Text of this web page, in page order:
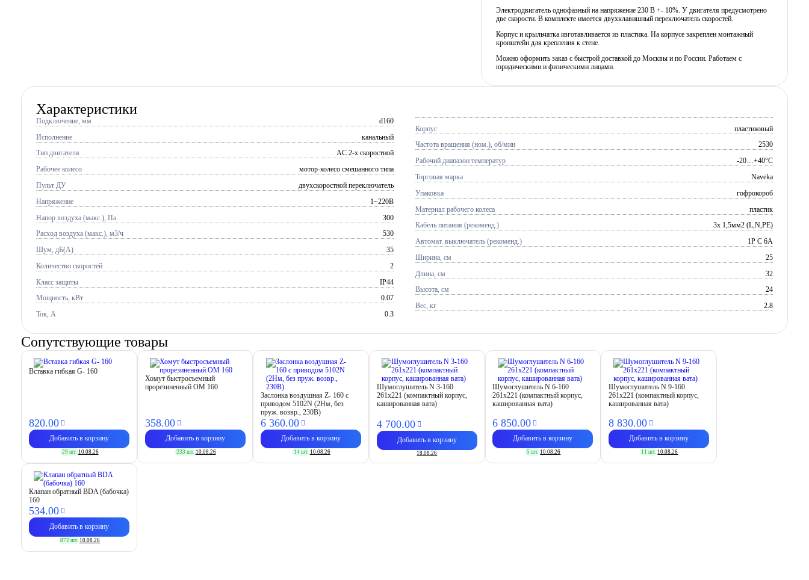
Электродвигатель однофазный на напряжение 230 В +- 10%. У двигателя предусмотрено
две скорости. В комплекте имеется двухклавишный переключатель скоростей.
Корпус и крыльчатка изготавливается из пластика. На корпусе закреплен монтажный
кронштейн для крепления к стене.
Можно оформить заказ с быстрой доставкой до Москвы и по России. Работаем с
юридическими и физическими лицами.
Характеристики
Подключение, мм d160
Исполнение канальный
Тип двигателя AC 2-х скоростной
Рабочее колесо мотор-колесо смешанного типа
Пульт ДУ двухскоростной переключатель
Напряжение 1~220В
Напор воздуха (макс.), Па 300
Расход воздуха (макс.), м3/ч 530
Шум, дБ(А) 35
Количество скоростей 2
Класс защиты IP44
Мощность, кВт 0.07
Ток, A 0.3
Корпус пластиковый
Частота вращения (ном.), об/мин 2530
Рабочий диапазон температур -20…+40°C
Торговая марка Naveka
Упаковка гофрокороб
Материал рабочего колеса пластик
Кабель питания (рекоменд.) 3х 1,5мм2 (L,N,PE)
Автомат. выключатель (рекоменд.) 1P C 6A
Ширина, см 25
Длина, см 32
Высота, см 24
Вес, кг 2.8
Сопутствующие товары
Вставка гибкая G- 160
820.00
Добавить в корзину
29 шт. 10.08.26
Хомут быстросъемный
прорезиненный OM 160
358.00
Добавить в корзину
233 шт. 10.08.26
Заслонка воздушная Z- 160 с
приводом 5102N (2Нм, без
пруж. возвр., 230В)
6 360.00
Добавить в корзину
14 шт. 10.08.26
Шумоглушитель N 3-160
261х221 (компактный корпус,
кашированная вата)
4 700.00
Добавить в корзину
18.08.26
Шумоглушитель N 6-160
261х221 (компактный корпус,
кашированная вата)
6 850.00
Добавить в корзину
5 шт. 10.08.26
Шумоглушитель N 9-160
261х221 (компактный корпус,
кашированная вата)
8 830.00
Добавить в корзину
11 шт. 10.08.26
Клапан обратный BDA (бабочка)
160
534.00
Добавить в корзину
872 шт. 10.08.26